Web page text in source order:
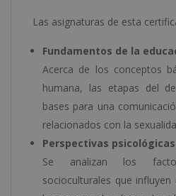
Las asignaturas de esta
Fundamentos de la
Acerca de los conceptos
humana, las etapas del
bases para una
relacionados con la
Perspectivas
Se analizan los
socioculturales que